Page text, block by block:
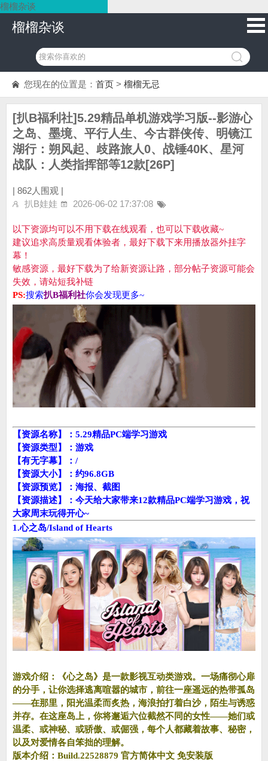
榴榴杂谈
榴榴杂谈
您现在的位置是： 首页 > 榴榴无忌
[扒B福利社]5.29精品单机游戏学习版--影游心
之岛、墨境、平行人生、今古群侠传、明镜江
湖行：朔风起、歧路旅人0、战锤40K、星河
战队：人类指挥部等12款[26P]
| 862人围观 |
扒B娃娃
2026-06-02 17:37:08
以下资源均可以不用下载在线观看，也可以下载收藏~
建议追求高质量观看体验者，最好下载下来用播放器外挂字
幕！
敏感资源，最好下载为了给新资源让路，部分帖子资源可能会
失效，请站短我补链
PS:搜索扒B福利社你会发现更多~
【资源名称】：5.29精品PC端学习游戏
【资源类型】：游戏
【有无字幕】：/
【资源大小】：约96.8GB
【资源预览】：海报、截图
【资源描述】：今天给大家带来12款精品PC端学习游戏，祝
大家周末玩得开心~
1.心之岛/Island of Hearts
游戏介绍：《心之岛》是一款影视互动类游戏。一场痛彻心扉
的分手，让你选择逃离喧嚣的城市，前往一座遥远的热带孤岛
——在那里，阳光温柔而炙热，海浪拍打着白沙，陌生与诱惑
并存。在这座岛上，你将邂逅六位截然不同的女性——她们或
温柔、或神秘、或骄傲、或倔强，每个人都藏着故事、秘密，
以及对爱情各自笨拙的理解。
版本介绍：Build.22528879 官方简体中文 免安装版